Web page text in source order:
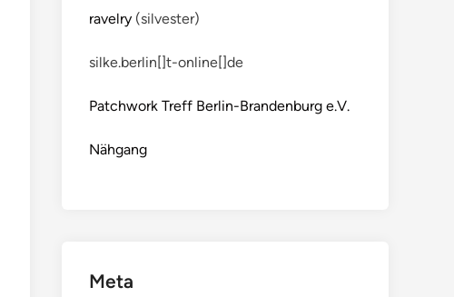
ravelry (silvester)
silke.berlin[]t-online[]de
Patchwork Treff Berlin-Brandenburg e.V.
Nähgang
Meta